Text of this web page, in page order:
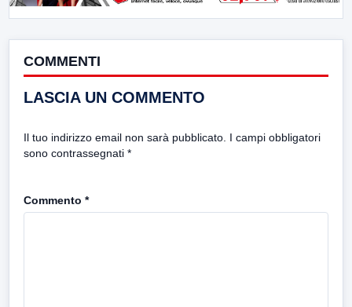
COMMENTI
LASCIA UN COMMENTO
Il tuo indirizzo email non sarà pubblicato. I campi obbligatori
sono contrassegnati *
Commento *